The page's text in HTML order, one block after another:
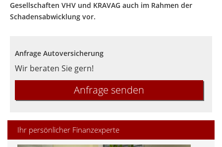
Gesellschaften VHV und KRAVAG auch im Rahmen der
Schadensabwicklung vor.
Anfrage Autoversicherung
Wir beraten Sie gern!
Anfrage senden
Ihr persönlicher Finanzexperte